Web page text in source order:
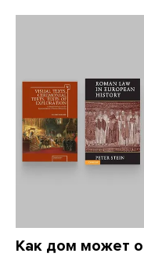
Как дом может